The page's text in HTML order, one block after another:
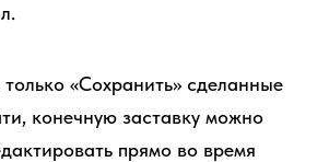
только «Сохранить» сделанные
конечную заставку можно
прямо во время